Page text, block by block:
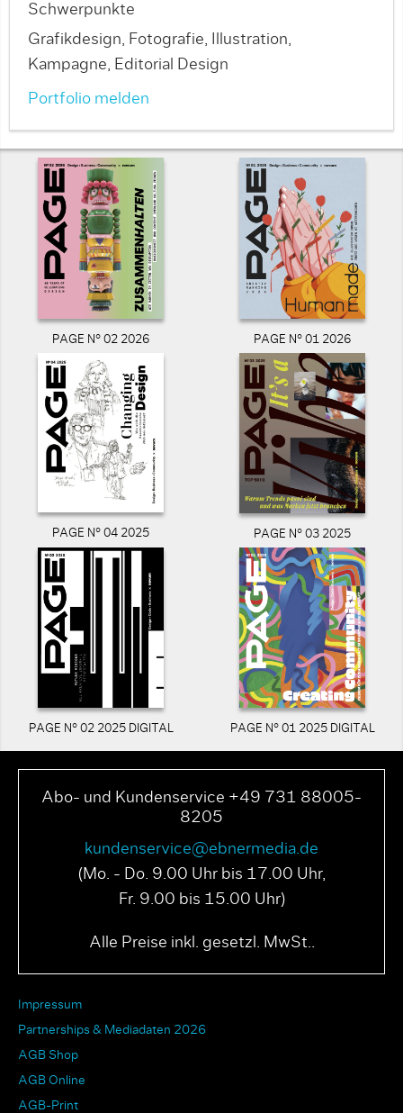
Schwerpunkte
Grafikdesign, Fotografie, Illustration,
Kampagne, Editorial Design
Portfolio melden
PAGE N° 02 2026 PAGE N° 01 2026
PAGE N° 04 2025 PAGE N° 03 2025
PAGE N° 02 2025 DIGITAL PAGE N° 01 2025 DIGITAL
Abo- und Kundenservice +49 731 88005-
8205
kundenservice@ebnermedia.de
(Mo. - Do. 9.00 Uhr bis 17.00 Uhr,
Fr. 9.00 bis 15.00 Uhr)
Alle Preise inkl. gesetzl. MwSt..
Impressum
Partnerships & Mediadaten 2026
AGB Shop
AGB Online
AGB-Print